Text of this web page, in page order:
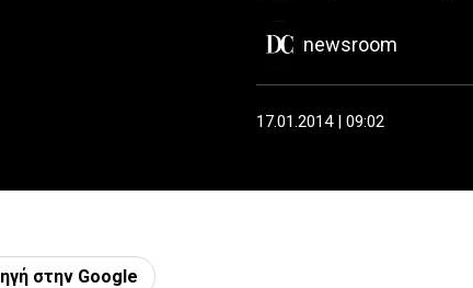
newsroom
17.01.2014 | 09:02
στην Google